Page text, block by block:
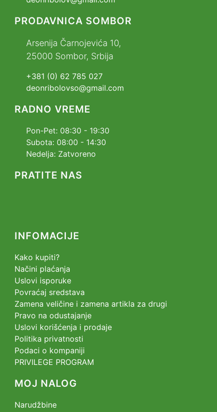
PRODAVNICA SOMBOR
Arsenija Čarnojevića 10,
25000 Sombor, Srbija
+381 (0) 62 785 027
deonribolovso@gmail.com
RADNO VREME
Pon-Pet: 08:30 - 19:30
Subota: 08:00 - 14:30
Nedelja: Zatvoreno
PRATITE NAS
INFOMACIJE
Kako kupiti?
Načini plaćanja
Uslovi isporuke
Povraćaj sredstava
Zamena veličine i zamena artikla za drugi
Pravo na odustajanje
Uslovi korišćenja i prodaje
Politika privatnosti
Podaci o kompaniji
PRIVILEGE PROGRAM
MOJ NALOG
Narudžbine